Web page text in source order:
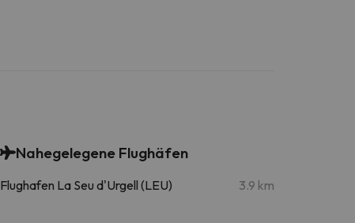
Nahegelegene Flughäfen
Flughafen La Seu d'Urgell (LEU) 3.9 km